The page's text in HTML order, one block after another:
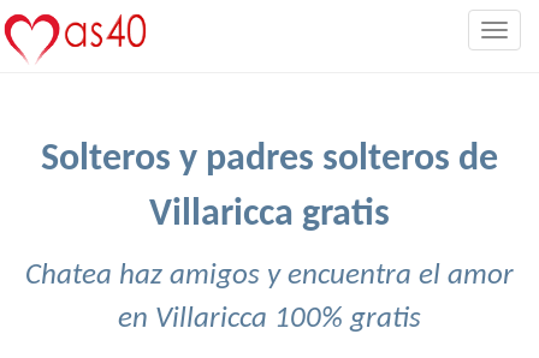
Solteros y padres solteros de
Villaricca gratis
Chatea haz amigos y encuentra el amor
en Villaricca 100% gratis